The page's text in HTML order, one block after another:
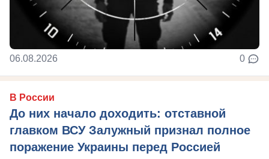
06.08.2026 0
В России
До них начало доходить: отставной
главком ВСУ Залужный признал полное
поражение Украины перед Россией